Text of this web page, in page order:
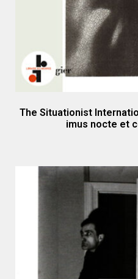
The Situationist
imus nocte et